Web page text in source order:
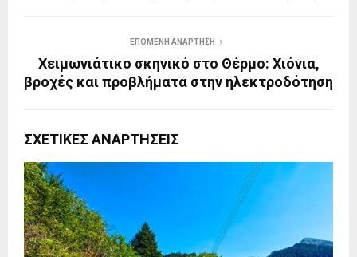
ΕΠΌΜΕΝΗ ΑΝΆΡΤΗΣΗ
Χειμωνιάτικο σκηνικό στο Θέρμο: Χιόνια,
βροχές και προβλήματα στην ηλεκτροδότηση
ΣΧΕΤΙΚΈΣ ΑΝΑΡΤΉΣΕΙΣ